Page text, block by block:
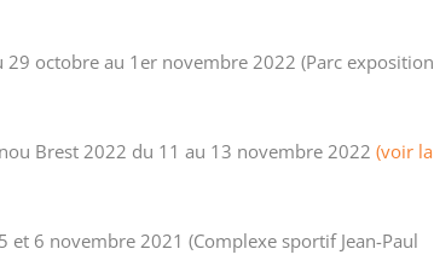
29 octobre au 1er novembre 2022 (Parc exposition
Brest 2022 du 11 au 13 novembre 2022 (voir la
et 6 novembre 2021 (Complexe sportif Jean-Paul